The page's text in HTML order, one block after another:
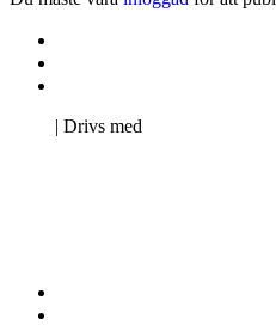
| Drivs med